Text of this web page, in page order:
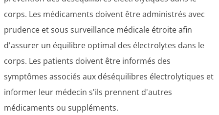
corps. Les médicaments doivent être administrés avec
prudence et sous surveillance médicale étroite afin
d'assurer un équilibre optimal des électrolytes dans le
corps. Les patients doivent être informés des
symptômes associés aux déséquilibres électrolytiques et
informer leur médecin s'ils prennent d'autres
médicaments ou suppléments.